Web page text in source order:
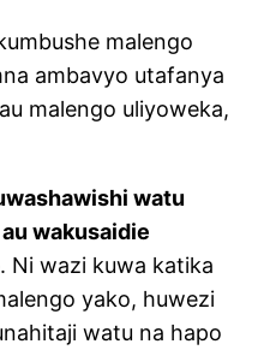
malengo
ambavyo utafanya
malengo uliyoweka,
watu
wakusaidie
. Ni wazi kuwa katika
yako, huwezi
watu na hapo